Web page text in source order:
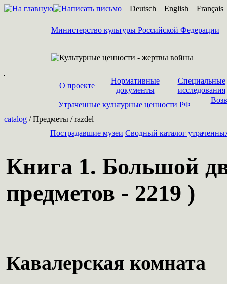
Deutsch English Français
Министерство культуры Российской Федерации
О проекте
Нормативные
документы
Специальные
исследования
Утраченные культурные ценности РФ
catalog / Предметы / razdel
Пострадавшие музеи Cводный каталог
Книга 1. Большой
предметов - 2219 )
Кавалерская комната